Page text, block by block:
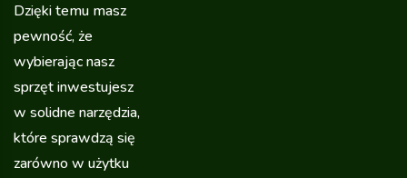
Dzięki temu masz
pewność, że
wybierając nasz
sprzęt inwestujesz
w solidne narzędzia,
które sprawdzą się
zarówno w użytku